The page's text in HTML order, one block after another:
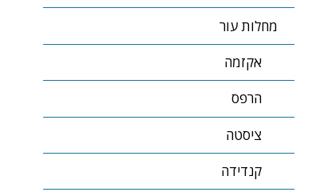
מחלות עור
אקזמה
הרפס
ציסטה
קנדידה